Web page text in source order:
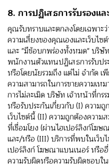
8. การปฏิเสธการรับรองแ
คุณรับทราบและตกลงโดยเฉพาะ
ความเสี่ยงของคุณเองและเว็บไ
และ "มีข้อบกพร่องทั้งหมด" บริษั
พนักงานตัวแทนปฏิเสธการรับป
หรือโดยนัยรวมถึง แต่ไม่ จํากัด เ
ความสามารถในการขายความเ
การไม่ละเมิด บริษัท เจ้าหน้าที่ก
หรือรับประกันเกี่ยวกับ (I) ความ
เว็บไซต์นี้ (II) ความถูกต้องความ
ที่เชื่อมโยง (ผ่านไฮเปอร์ลิงก์โฆ
และ/หรือ (III) บริการที่พบในเว็บ
เปอร์ลิงก์ โฆษณาแบนเนอร์ หรือ
ความรับผิดหรือความรับผิดชอบใน